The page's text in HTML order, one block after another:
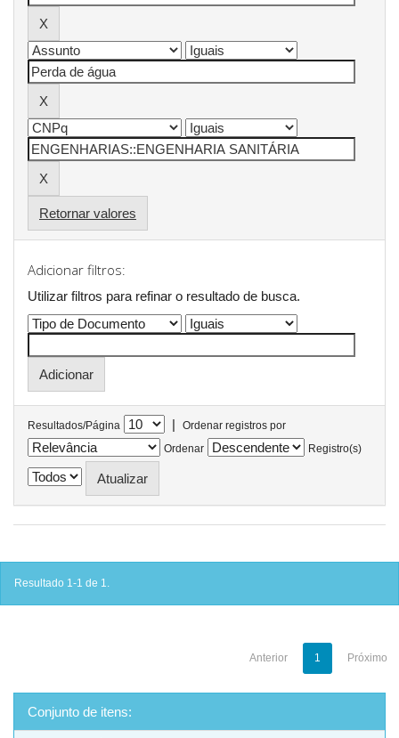
Retornar valores
Adicionar filtros:
Utilizar filtros para refinar o resultado de busca.
Resultados/Página |
Ordenar registros por
Ordenar
Registro(s)
Resultado 1-1 de 1.
Anterior 1 Próximo
Conjunto de itens: